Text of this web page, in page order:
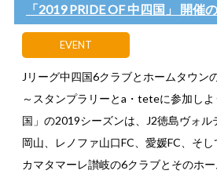
「2019 PRIDE OF 中四国」 開催
EVENT
Jリーグ中四国6クラブとホームタウン
～スタンプラリーとa・teteに参加し
国」の2019シーズンは、J2徳島ヴォル
岡山、レノファ山口FC、愛媛FC、そし
カマタマーレ讃岐の6クラブとそのホー